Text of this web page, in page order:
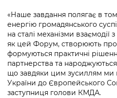
«Наше завдання полягає в
енергію громадянського
на сталі механізми взаємодії
як цей Форум, створюють
формуються практичні
партнерства та
що завдяки цим зусиллям ми
України до Європейського
заступниця голови КМДА.